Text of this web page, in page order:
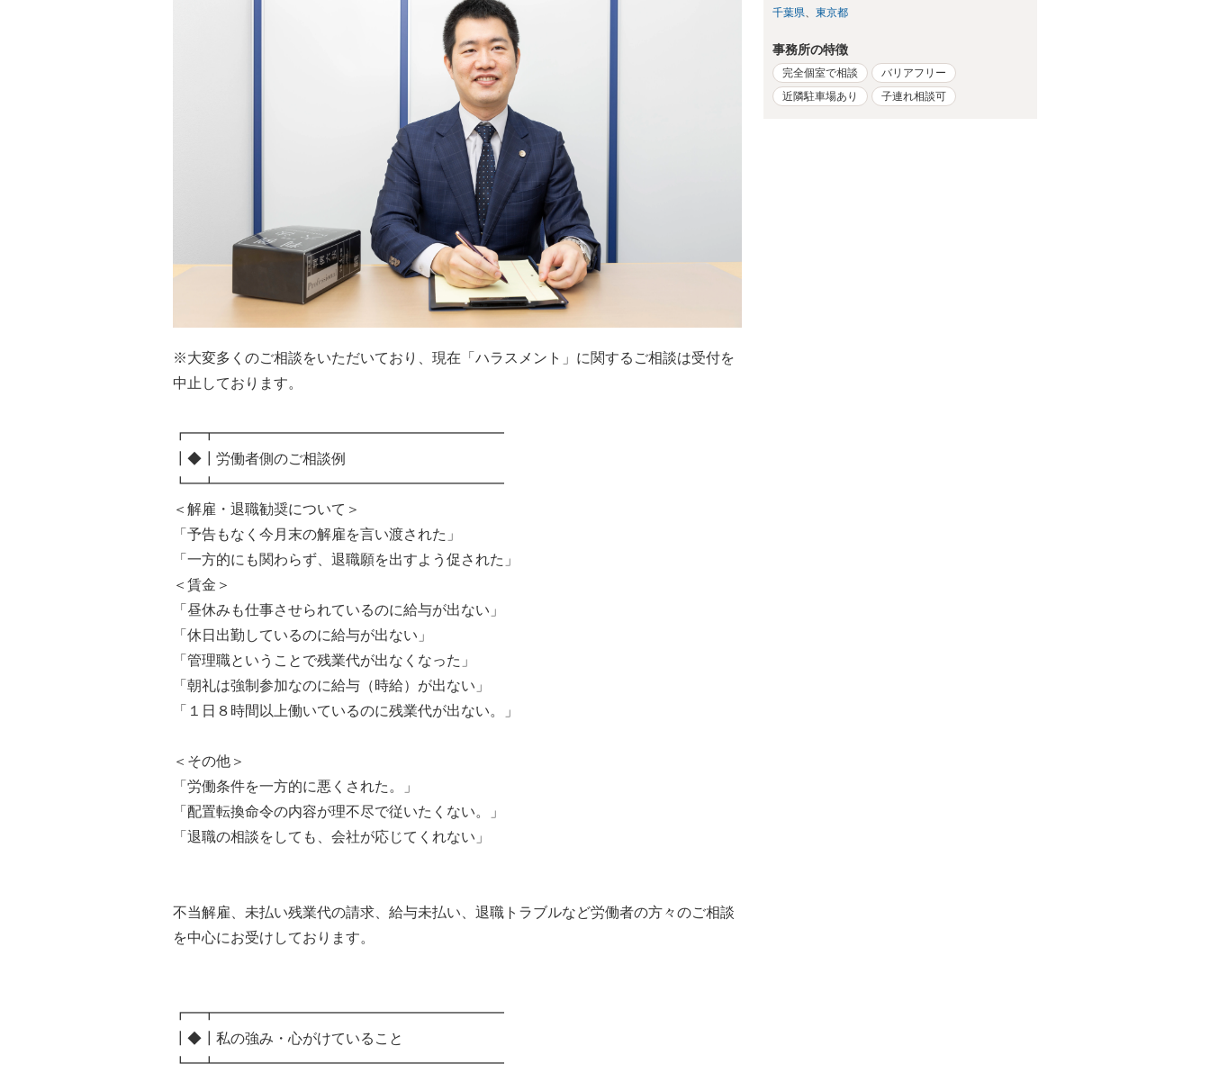
※大変多くのご相談をいただいており、現在「ハラスメント」に関するご相談は受付を
中止しております。
┏━┳━━━━━━━━━━━━━━━━━━━━
┃◆┃労働者側のご相談例
┗━┻━━━━━━━━━━━━━━━━━━━━
＜解雇・退職勧奨について＞
「予告もなく今月末の解雇を言い渡された」
「一方的にも関わらず、退職願を出すよう促された」
＜賃金＞
「昼休みも仕事させられているのに給与が出ない」
「休日出勤しているのに給与が出ない」
「管理職ということで残業代が出なくなった」
「朝礼は強制参加なのに給与（時給）が出ない」
「１日８時間以上働いているのに残業代が出ない。」
＜その他＞
「労働条件を一方的に悪くされた。」
「配置転換命令の内容が理不尽で従いたくない。」
「退職の相談をしても、会社が応じてくれない」
不当解雇、未払い残業代の請求、給与未払い、退職トラブルなど労働者の方々のご相談
を中心にお受けしております。
┏━┳━━━━━━━━━━━━━━━━━━━━
┃◆┃私の強み・心がけていること
┗━┻━━━━━━━━━━━━━━━━━━━━
千葉県 東京都
事務所の特徴
完全個室で相談
バリアフリー
近隣駐車場あり
子連れ相談可